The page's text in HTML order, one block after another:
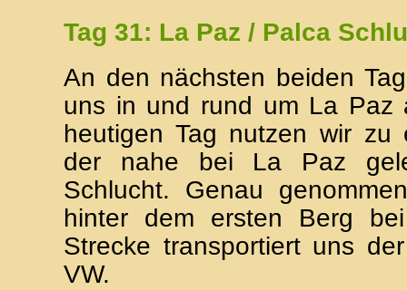
Tag 31: La Paz / Palca
An den nächsten beiden
uns in und rund um La Paz
heutigen Tag nutzen wir zu
der nahe bei La Paz
Schlucht. Genau
hinter dem ersten Berg
Strecke transportiert uns
VW.